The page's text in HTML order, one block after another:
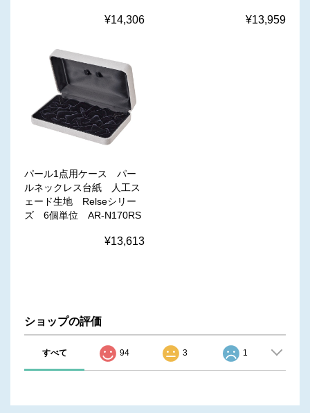
¥14,306 ¥13,959
パール1点用ケース パー
ルネックレス台紙 人工ス
ェード生地 Relseシリー
ズ 6個単位 AR-N170RS
¥13,613
ショップの評価
すべて 94 3 1